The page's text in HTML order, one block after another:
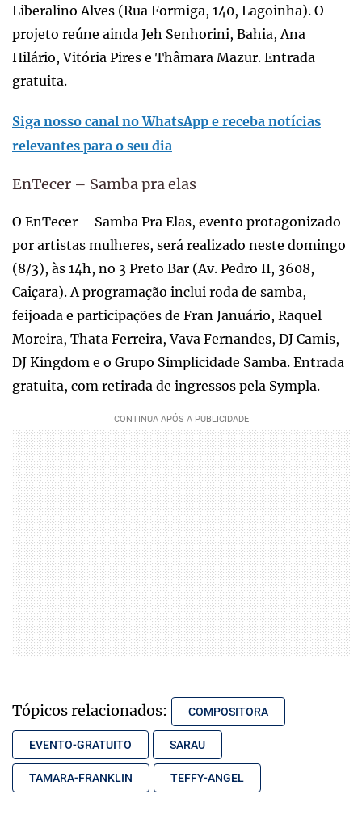
Liberalino Alves (Rua Formiga, 140, Lagoinha). O
projeto reúne ainda Jeh Senhorini, Bahia, Ana
Hilário, Vitória Pires e Thâmara Mazur. Entrada
gratuita.
Siga nosso canal no WhatsApp e receba notícias
relevantes para o seu dia
EnTecer – Samba pra elas
O EnTecer – Samba Pra Elas, evento protagonizado
por artistas mulheres, será realizado neste domingo
(8/3), às 14h, no 3 Preto Bar (Av. Pedro II, 3608,
Caiçara). A programação inclui roda de samba,
feijoada e participações de Fran Januário, Raquel
Moreira, Thata Ferreira, Vava Fernandes, DJ Camis,
DJ Kingdom e o Grupo Simplicidade Samba. Entrada
gratuita, com retirada de ingressos pela Sympla.
Tópicos relacionados: COMPOSITORA
EVENTO-GRATUITO SARAU
TAMARA-FRANKLIN TEFFY-ANGEL